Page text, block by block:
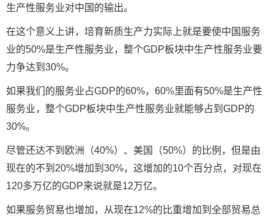
生产性服务业对中国的输出。
在这个意义上讲，培育新质生产力实际上就是要使中国服务
业的50%是生产性服务业，整个GDP板块中生产性服务业要
力争达到30%。
如果我们的服务业占GDP的60%，60%里面有50%是生产性
服务业，整个GDP板块中生产性服务业就能够占到GDP的
30%。
尽管还达不到欧洲（40%）、美国（50%）的比例，但是由
现在的不到20%增加到30%，这增加的10个百分点，对现在
120多万亿的GDP来说就是12万亿。
如果服务贸易也增加，从现在12%的比重增加到全部贸易总